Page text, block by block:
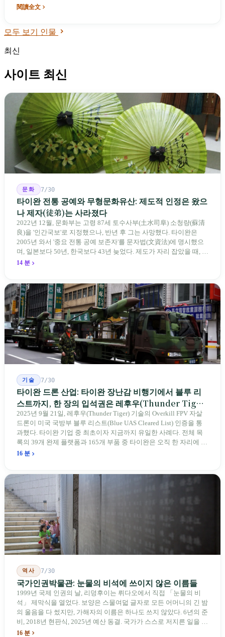
을 남겼으나, 사법, 주거, 에너지, 양안 관계 등 미해결 과제도 남겼
閱讀全文
모두 보기 인물
최신
사이트 최신
문화 7/30
타이완 전통 공예와 무형문화유산: 제도적 인정은 왔으
나 제자(徒弟)는 사라졌다
2022년 12월, 문화부는 고령 87세 토수사부(土水司阜) 소청량(蘇清
良)을 '인간국보'로 지정했으나, 반년 후 그는 사망했다. 타이완은
2005년 와서 '중요 전통 공예 보존자'를 문자법(文資法)에 명시했으
며, 일본보다 50년, 한국보다 43년 늦었다. 제도가 자리 잡았을 때, 제
자 제도는 이미 1970-80년대 산업화 과정에서 붕괴되었다. 600여 명
14 분
기술 7/30
타이완 드론 산업: 타이완 장난감 비행기에서 블루 리
스트까지, 한 장의 입석권은 레후우(Thunder Tiger)
에게
2025년 9월 21일, 레후우(Thunder Tiger) 기술의 Overkill FPV 자살
드론이 미국 국방부 블루 리스트(Blue UAS Cleared List) 인증을 통
과했다. 타이완 기업 중 최초이자 지금까지 유일한 사례다. 전체 목
록의 39개 완제 플랫폼과 165개 부품 중 타이완은 오직 한 자리에 불
과하다. 2026년 4월, 미국 양당 소속 상원의원 4명이 《타이완을 위
를 드러낸다: 타이완의 진입이 너무 느려 미국 스스로가 입법을 통해
장벽을 낮춰야 한다는 점이다. 타이완에서 46년간 원격 조종 장난감
비행기를 만들어 온 한 회사가 오하이오주에 두 번째 공장을 건설할
계획을 세우고 있다.
16 분
역사 7/30
국가인권박물관: 눈물의 비석에 쓰이지 않은 이름들
1999년 국제 인권의 날, 리덩후이는 뤼다오에서 직접 「눈물의 비
석」 제막식을 열었다. 보양은 스물여덟 글자로 모든 어머니의 긴 밤
의 울음을 다 썼지만, 가해자의 이름은 하나도 쓰지 않았다. 6년의 준
비, 2018년 현판식, 2025년 예산 동결. 국가가 스스로 저지른 일을 기
념하기 위해 스스로 세운 박물관. 계엄 해제 39년 동안 사법 재판을
16 분